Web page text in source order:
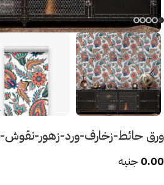
ورق حائط-زخارف-ورد-زهور-نقوش-Flowers
0.00جنيه